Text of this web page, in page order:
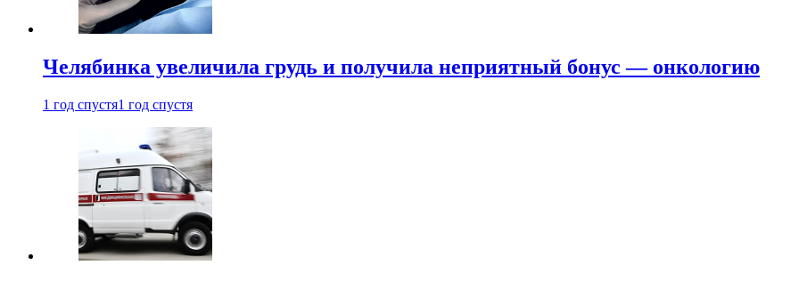
Челябинка увеличила грудь и получила неприятный бонус — онкологию
1 год спустя1 год спустя